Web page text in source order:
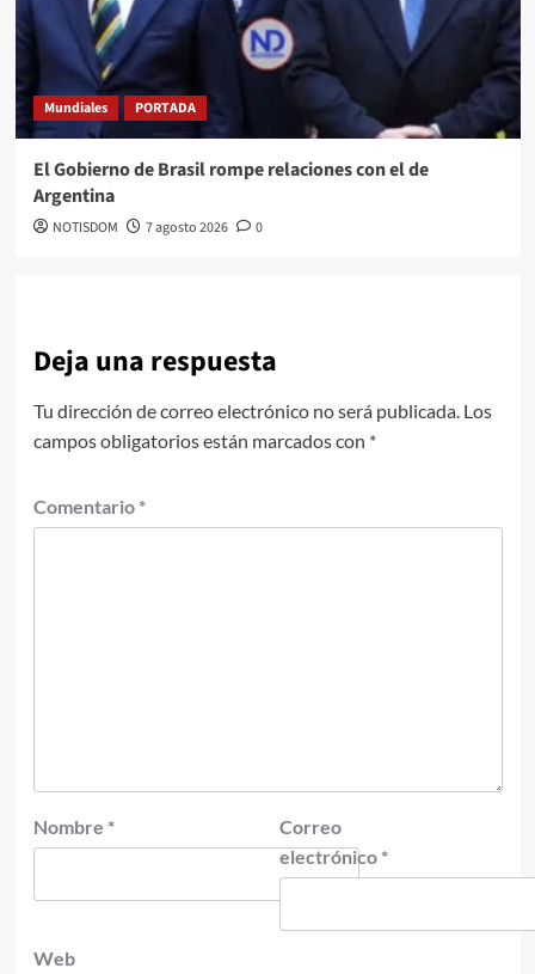
Mundiales PORTADA
El Gobierno de Brasil rompe relaciones con el de
Argentina
NOTISDOM 7 agosto 2026 0
Deja una respuesta
Tu dirección de correo electrónico no será publicada. Los
campos obligatorios están marcados con *
Comentario *
Nombre *
Correo
electrónico *
Web